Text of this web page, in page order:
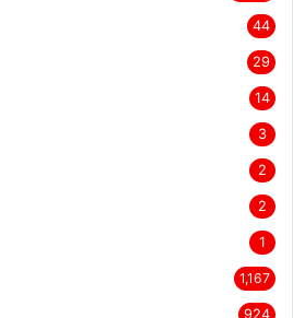
44
29
14
3
2
2
1
1,167
924